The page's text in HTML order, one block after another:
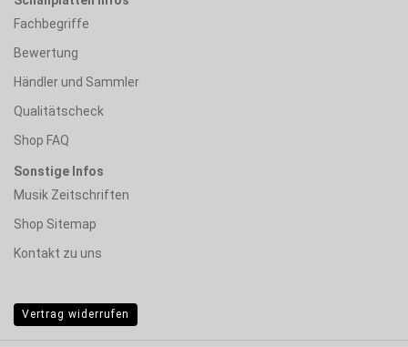
Fachbegriffe
Bewertung
Händler und Sammler
Qualitätscheck
Shop FAQ
Sonstige Infos
Musik Zeitschriften
Shop Sitemap
Kontakt zu uns
Vertrag widerrufen